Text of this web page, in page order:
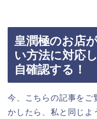
皇潤極のお店
い方法に対応
自確認する！
今、こちらの記事をご
かしたら、私と同じよ